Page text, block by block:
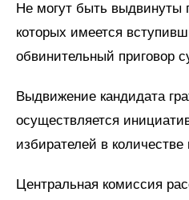
Не могут быть выдвинуты
которых имеется
обвинительный приговор
Выдвижение кандидата
осуществляется
избирателей в
Центральная комиссия